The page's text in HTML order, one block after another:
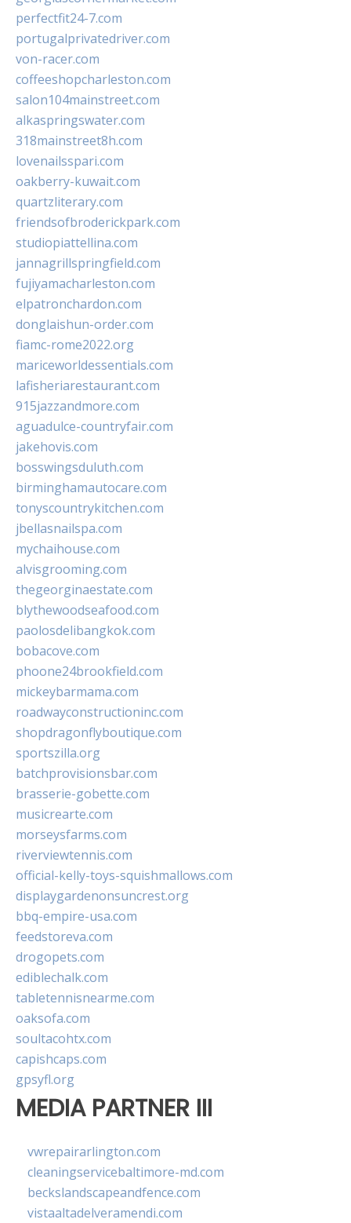
perfectfit24-7.com
portugalprivatedriver.com
von-racer.com
coffeeshopcharleston.com
salon104mainstreet.com
alkaspringswater.com
318mainstreet8h.com
lovenailsspari.com
oakberry-kuwait.com
quartzliterary.com
friendsofbroderickpark.com
studiopiattellina.com
jannagrillspringfield.com
fujiyamacharleston.com
elpatronchardon.com
donglaishun-order.com
fiamc-rome2022.org
mariceworldessentials.com
lafisheriarestaurant.com
915jazzandmore.com
aguadulce-countryfair.com
jakehovis.com
bosswingsduluth.com
birminghamautocare.com
tonyscountrykitchen.com
jbellasnailspa.com
mychaihouse.com
alvisgrooming.com
thegeorginaestate.com
blythewoodseafood.com
paolosdelibangkok.com
bobacove.com
phoone24brookfield.com
mickeybarmama.com
roadwayconstructioninc.com
shopdragonflyboutique.com
sportszilla.org
batchprovisionsbar.com
brasserie-gobette.com
musicrearte.com
morseysfarms.com
riverviewtennis.com
official-kelly-toys-squishmallows.com
displaygardenonsuncrest.org
bbq-empire-usa.com
feedstoreva.com
drogopets.com
ediblechalk.com
tabletennisnearme.com
oaksofa.com
soultacohtx.com
capishcaps.com
gpsyfl.org
MEDIA PARTNER III
vwrepairarlington.com
cleaningservicebaltimore-md.com
beckslandscapeandfence.com
vistaaltadelveramendi.com